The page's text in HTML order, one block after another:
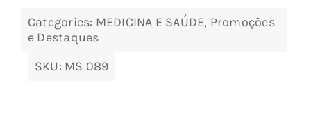
Categories: MEDICINA E SAÚDE, Promoções
e Destaques
SKU: MS 089